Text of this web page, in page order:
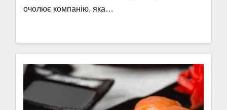
очолює компанію, яка…